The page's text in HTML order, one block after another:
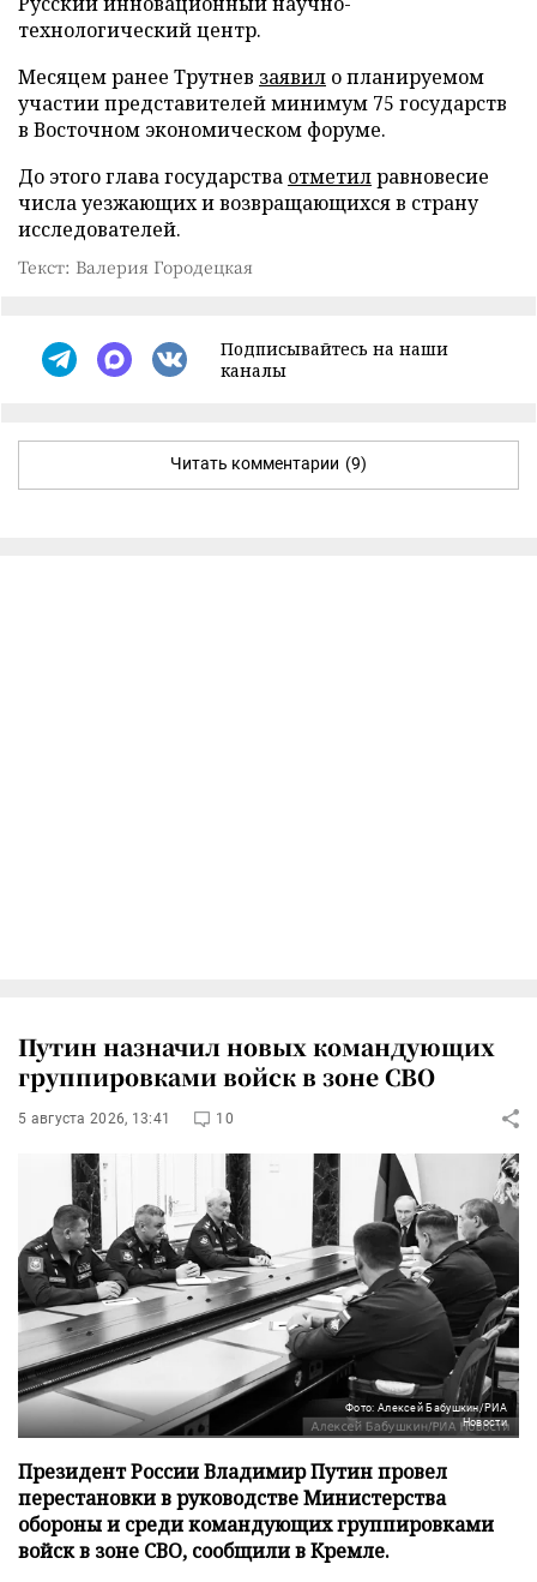
технологический центр.
Месяцем ранее Трутнев заявил о планируемом
участии представителей минимум 75 государств
в Восточном экономическом форуме.
До этого глава государства отметилравновесие
числа уезжающих и возвращающихся в страну
исследователей.
Текст: Валерия Городецкая
Подписывайтесь на наши
каналы
Читать комментарии (9)
Путин назначил новых командующих
группировками войск в зоне СВО
5 августа 2026, 13:41 10
Фото: Алексей Бабушкин/РИА
Новости
Президент России Владимир Путин провел
перестановки в руководстве Министерства
обороны и среди командующих группировками
войск в зоне СВО, сообщили в Кремле.